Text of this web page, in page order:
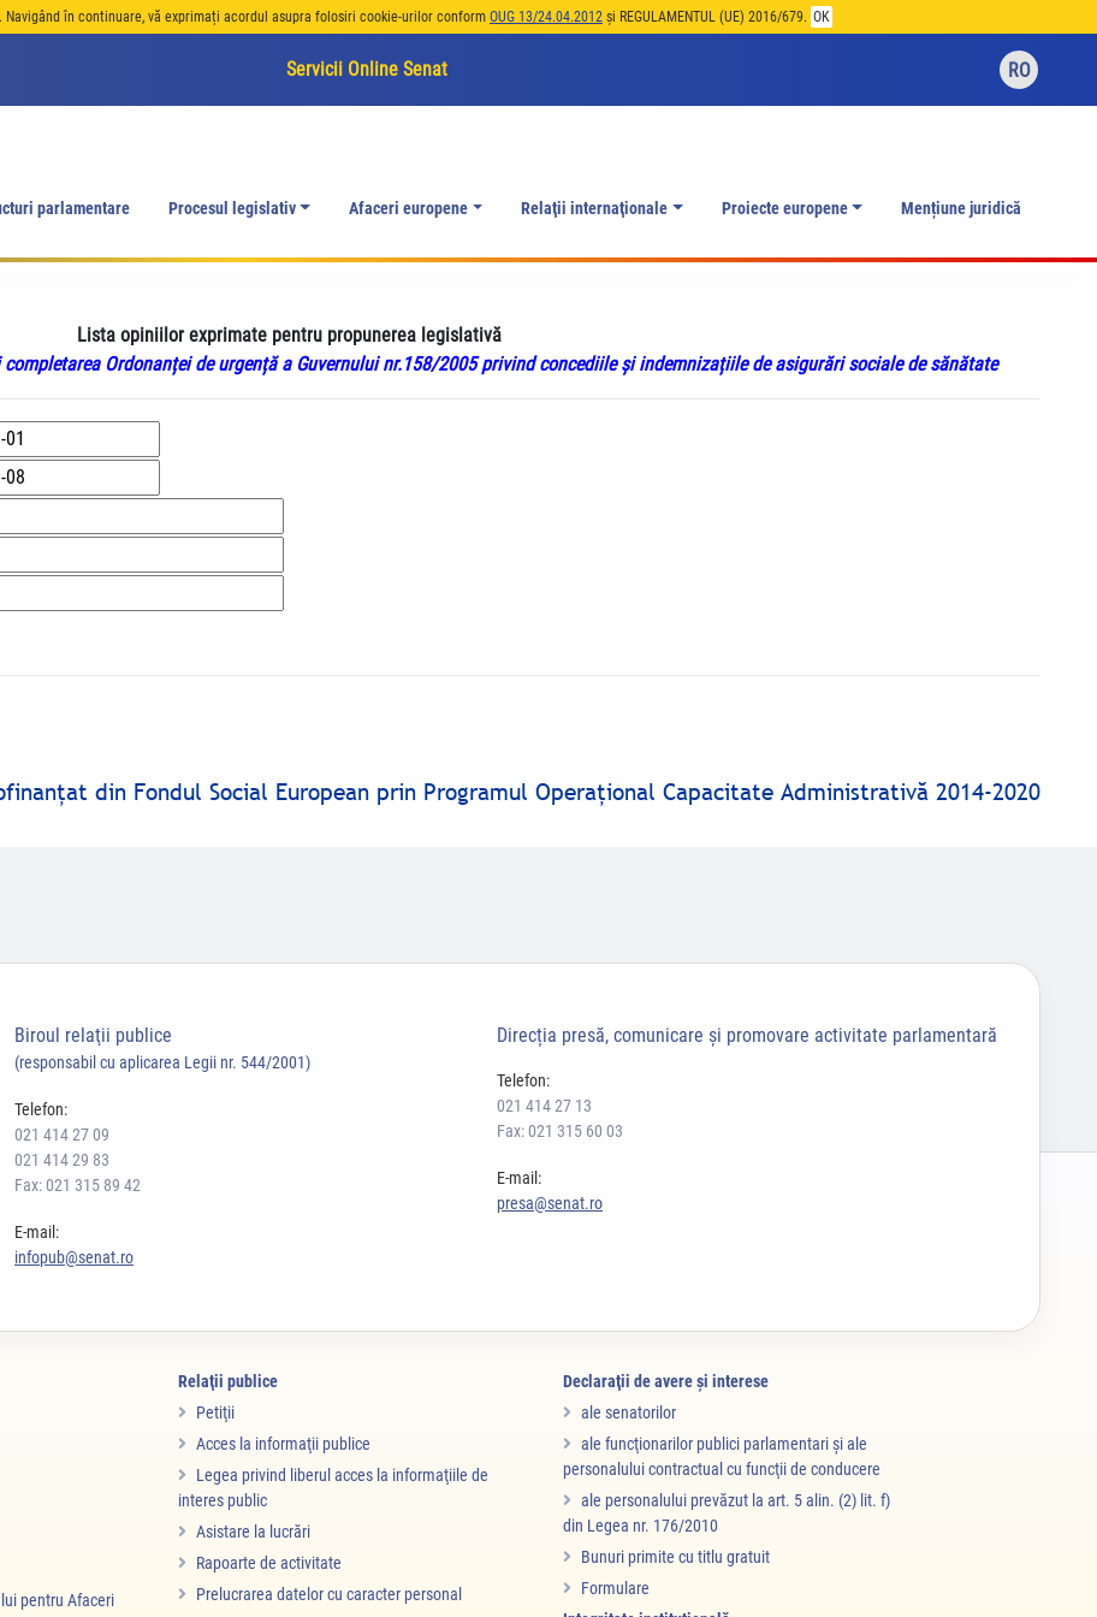
în continuare, vă exprimați acordul asupra folosiri cookie-urilor conform OUG 13/24.04.2012 și REGULAMENTUL (UE) 2016/679. OK
Servicii Online Senat RO
parlamentare Procesul legislativ Afaceri europene Relaţii internaţionale Proiecte europene Mențiune juridică
Lista opiniilor exprimate pentru propunerea legislativă
Ordonanței de urgență a Guvernului nr.158/2005 privind concediile și indemnizațiile de asigurări sociale de sănătate
din Fondul Social European prin Programul Operaţional Capacitate Administrativă 2014-2020
Biroul relaţii publice
(responsabil cu aplicarea Legii nr. 544/2001)
Telefon:
021 414 27 09
021 414 29 83
Fax: 021 315 89 42
E-mail:
infopub@senat.ro
Direcția presă, comunicare și promovare activitate parlamentară
Telefon:
021 414 27 13
Fax: 021 315 60 03
E-mail:
presa@senat.ro
pentru Afaceri
Relaţii publice
Petiţii
Acces la informaţii publice
Legea privind liberul acces la informaţiile de
interes public
Asistare la lucrări
Rapoarte de activitate
Prelucrarea datelor cu caracter personal
Declaraţii de avere şi interese
ale senatorilor
ale funcţionarilor publici parlamentari şi ale
personalului contractual cu funcţii de conducere
ale personalului prevăzut la art. 5 alin. (2) lit. f)
din Legea nr. 176/2010
Bunuri primite cu titlu gratuit
Formulare